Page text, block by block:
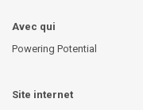
Avec qui
Powering Potential
Site internet